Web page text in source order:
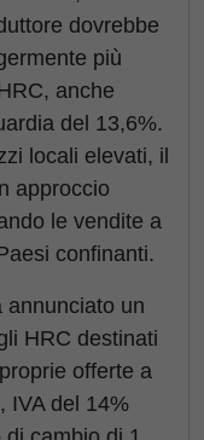
dovrebbe
più
anche
del 13,6%.
locali elevati, il
approccio
le vendite a
confinanti.
annunciato un
HRC destinati
offerte a
IVA del 14%